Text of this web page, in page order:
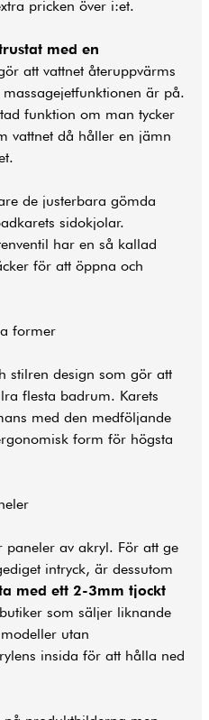
pricken över i:et.
med en
att vattnet återuppvärms
är på.
funktion om man tycker
vattnet då håller en jämn
de justerbara gömda
sidokjolar.
har en så kallad
för att öppna och
former
stilren design som gör att
flesta badrum. Karets
med den medföljande
form för högsta
av akryl. För att ge
intryck, är dessutom
med ett 2-3mm tjockt
som säljer liknande
utan
insida för att hålla ned